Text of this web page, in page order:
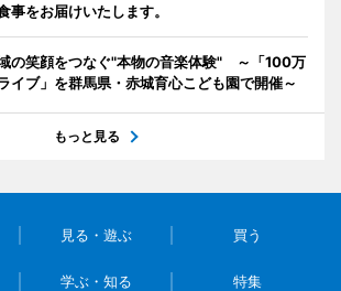
事をお届けいたします。
の笑顔をつなぐ"本物の音楽体験" ～「100万
イブ」を群馬県・赤城育心こども園で開催～
もっと見る
見る・遊ぶ 買う
学ぶ・知る 特集